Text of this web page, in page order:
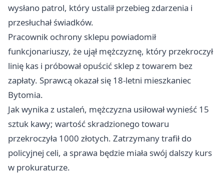
wysłano patrol, który ustalił przebieg zdarzenia i
przesłuchał świadków.
Pracownik ochrony sklepu powiadomił
funkcjonariuszy, że ujął mężczyznę, który przekroczył
linię kas i próbował opuścić sklep z towarem bez
zapłaty. Sprawcą okazał się 18-letni mieszkaniec
Bytomia.
Jak wynika z ustaleń, mężczyzna usiłował wynieść 15
sztuk kawy; wartość skradzionego towaru
przekroczyła 1000 złotych. Zatrzymany trafił do
policyjnej celi, a sprawa będzie miała swój dalszy kurs
w prokuraturze.